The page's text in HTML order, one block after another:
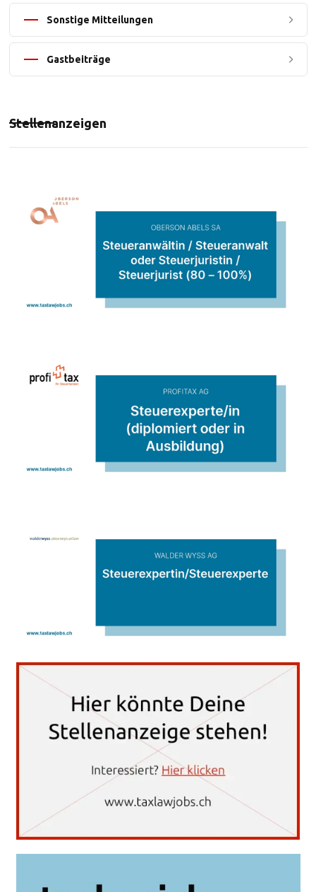
Sonstige Mitteilungen
Gastbeiträge
Stellenanzeigen